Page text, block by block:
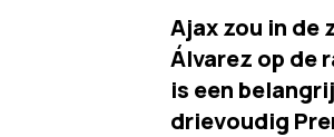
Ajax zou in de
Álvarez op de
is een
drievoudig